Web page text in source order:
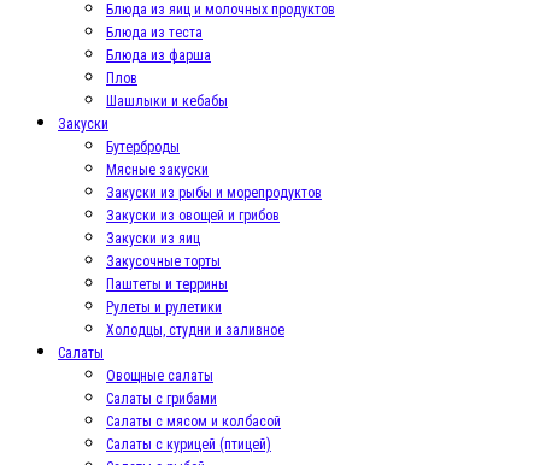
Блюда из яиц и молочных продуктов
Блюда из теста
Блюда из фарша
Плов
Шашлыки и кебабы
Закуски
Бутерброды
Мясные закуски
Закуски из рыбы и морепродуктов
Закуски из овощей и грибов
Закуски из яиц
Закусочные торты
Паштеты и террины
Рулеты и рулетики
Холодцы, студни и заливное
Салаты
Овощные салаты
Салаты с грибами
Салаты с мясом и колбасой
Салаты с курицей (птицей)